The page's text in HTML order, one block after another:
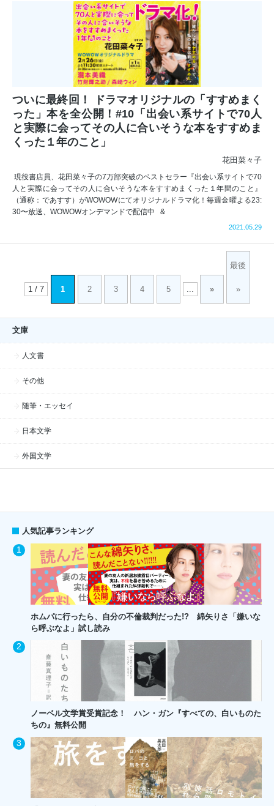
ついに最終回！ ドラマオリジナルの「すすめまく
った」本を全公開！#10「出会い系サイトで70人
と実際に会ってその人に合いそうな本をすすめま
くった１年のこと」
花田菜々子
現役書店員、花田菜々子の7万部突破のベストセラー『出会い系サイトで70
人と実際に会ってその人に合いそうな本をすすめまくった１年間のこと』
（通称：であすす）がWOWOWにてオリジナルドラマ化！毎週金曜よる23:
30〜放送、WOWOWオンデマンドで配信中 &
2021.05.29
1 / 7 1 2 3 4 5 ... »
最後
»
文庫
人文書
その他
随筆・エッセイ
日本文学
外国文学
人気記事ランキング
ホムパに行ったら、自分の不倫裁判だった!? 綿矢りさ「嫌いな
ら呼ぶなよ」試し読み
ノーベル文学賞受賞記念！ ハン・ガン『すべての、白いものた
ちの』無料公開